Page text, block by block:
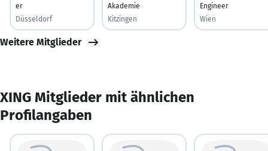
er
Düsseldorf
Akademie
Kitzingen
Engineer
Wien
Weitere Mitglieder
XING Mitglieder mit ähnlichen
Profilangaben